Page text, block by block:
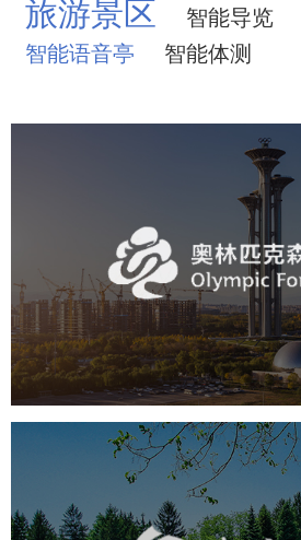
旅游景区 智能导览
智能语音亭 智能体测
奥体森林
旅游休闲 公园 AI人工
智慧体育公园
智能步道
海淀公